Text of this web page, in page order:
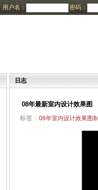
用户名： 密码：
日志
08年最新室内设计效果图
标签： 08年室内设计效果图